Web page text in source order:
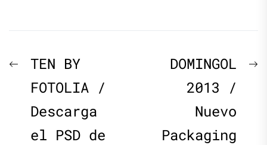
Navegación
de
entradas
Previous
post:
TEN BY
FOTOLIA /
Descarga
el PSD de
DOMINGOL
2013 /
Nuevo
Packaging